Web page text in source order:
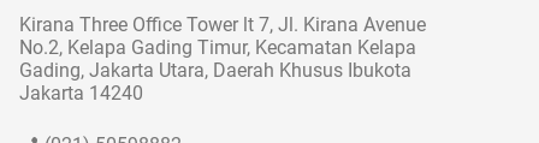
Kirana Three Office Tower lt 7, Jl. Kirana Avenue
No.2, Kelapa Gading Timur, Kecamatan Kelapa
Gading, Jakarta Utara, Daerah Khusus Ibukota
Jakarta 14240